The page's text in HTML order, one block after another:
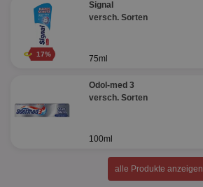
17%
Signal
versch. Sorten
75ml
Odol-med 3
versch. Sorten
100ml
alle Produkte anzeigen